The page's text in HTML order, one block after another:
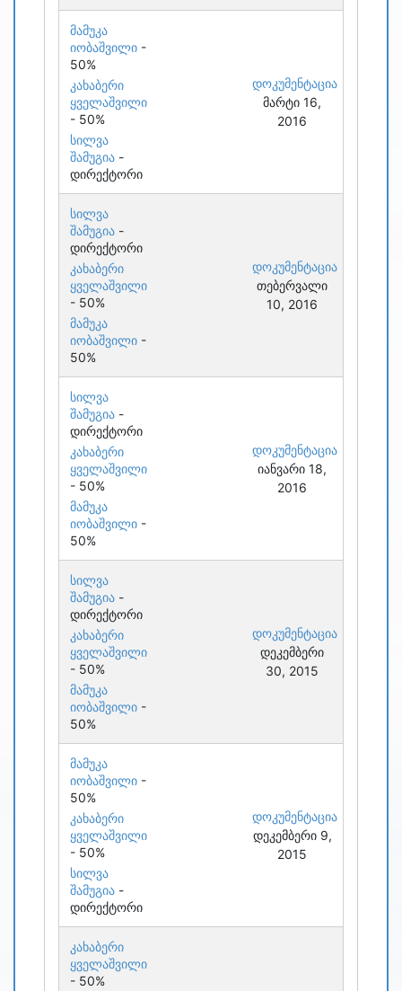
მამუკა
იობაშვილი -
50%
კახაბერი
ყველაშვილი
- 50%
სილვა
შამუგია -
დირექტორი
დოკუმენტაცია
მარტი 16,
2016
სილვა
შამუგია -
დირექტორი
კახაბერი
ყველაშვილი
- 50%
მამუკა
იობაშვილი -
50%
დოკუმენტაცია
თებერვალი
10, 2016
სილვა
შამუგია -
დირექტორი
კახაბერი
ყველაშვილი
- 50%
მამუკა
იობაშვილი -
50%
დოკუმენტაცია
იანვარი 18,
2016
სილვა
შამუგია -
დირექტორი
კახაბერი
ყველაშვილი
- 50%
მამუკა
იობაშვილი -
50%
დოკუმენტაცია
დეკემბერი
30, 2015
მამუკა
იობაშვილი -
50%
კახაბერი
ყველაშვილი
- 50%
სილვა
შამუგია -
დირექტორი
დოკუმენტაცია
დეკემბერი 9,
2015
კახაბერი
ყველაშვილი
- 50%